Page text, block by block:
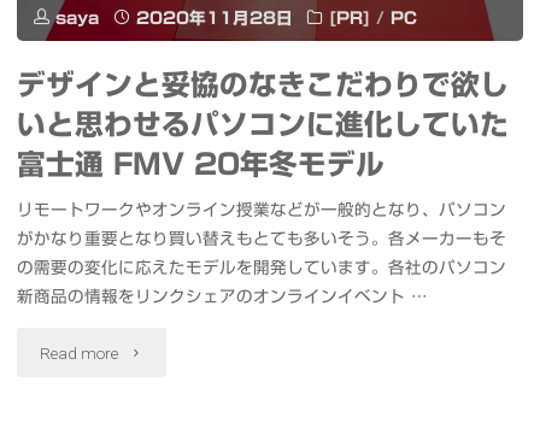
saya 2020年11月28日 [PR] / PC
デザインと妥協のなきこだわりで欲し
いと思わせるパソコンに進化していた
富士通 FMV 20年冬モデル
リモートワークやオンライン授業などが一般的となり、パソコン
がかなり重要となり買い替えもとても多いそう。各メーカーもそ
の需要の変化に応えたモデルを開発しています。各社のパソコン
新商品の情報をリンクシェアのオンラインイベント …
Read more "デ